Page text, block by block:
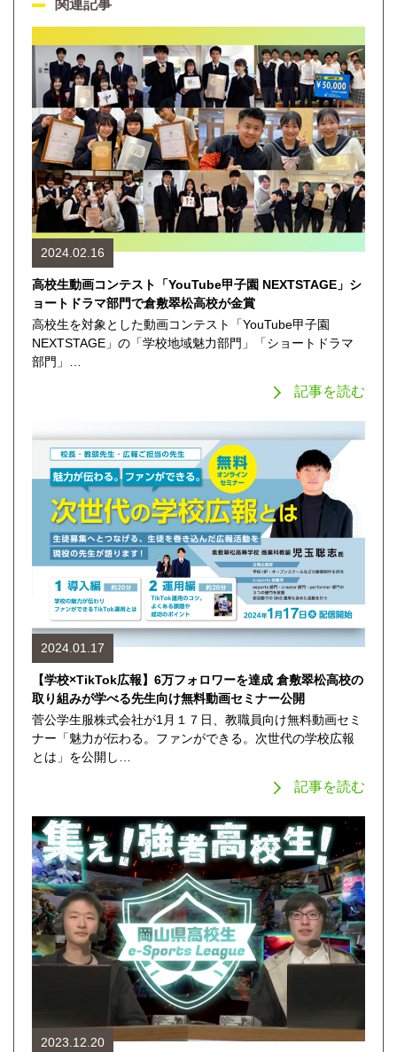
関連記事
2024.02.16
高校生動画コンテスト「YouTube甲子園 NEXTSTAGE」シ
ョートドラマ部門で倉敷翠松高校が金賞
高校生を対象とした動画コンテスト「YouTube甲子園
NEXTSTAGE」の「学校地域魅力部門」「ショートドラマ
部門」…
記事を読む
2024.01.17
【学校×TikTok広報】6万フォロワーを達成 倉敷翠松高校の
取り組みが学べる先生向け無料動画セミナー公開
菅公学生服株式会社が1月１７日、教職員向け無料動画セミ
ナー「魅力が伝わる。ファンができる。次世代の学校広報
とは」を公開し…
記事を読む
2023.12.20